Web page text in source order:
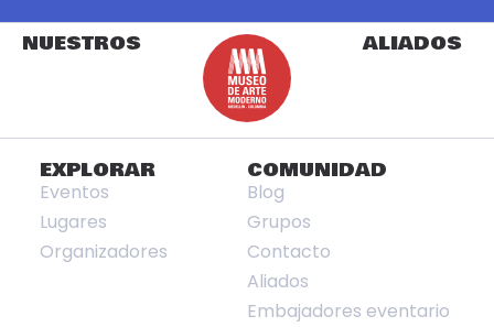
NUESTROS ALIADOS
EXPLORAR
Eventos
Lugares
Organizadores
COMUNIDAD
Blog
Grupos
Contacto
Aliados
Embajadores eventario